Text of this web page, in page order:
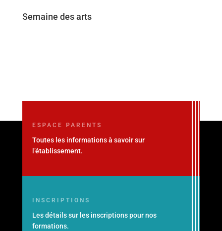
Semaine des arts
ESPACE PARENTS
Toutes les informations à savoir sur
l’établissement.
INSCRIPTIONS
Les détails sur les inscriptions pour nos
formations.